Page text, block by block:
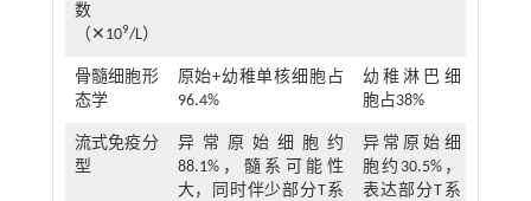
数
（✕109/L）
骨髓细胞形
态学
原始+幼稚单核细胞占
96.4%
幼稚淋巴细
胞占38%
流式免疫分
型
异常原始细胞约
88.1%，髓系可能性
大，同时伴少部分T系
异常原始细
胞约30.5%，
表达部分T系